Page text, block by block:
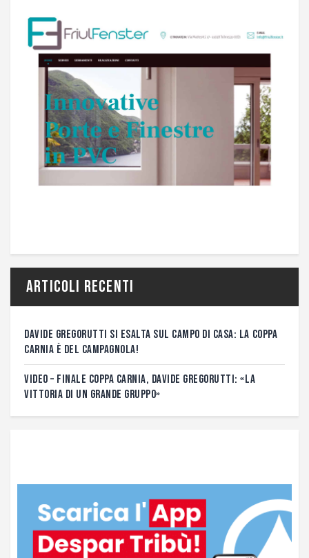
Articoli recenti
DAVIDE GREGORUTTI SI ESALTA SUL CAMPO DI CASA: LA COPPA
CARNIA È DEL CAMPAGNOLA!
VIDEO – FINALE COPPA CARNIA, DAVIDE GREGORUTTI: «LA
VITTORIA DI UN GRANDE GRUPPO»